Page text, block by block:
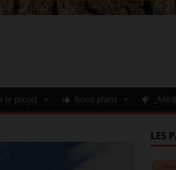
le projet Bons plans
LES